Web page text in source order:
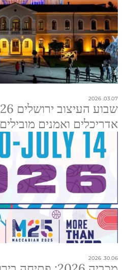
03.07. 2026
אדריכלים ואמנים מובילים
30.06. 2026